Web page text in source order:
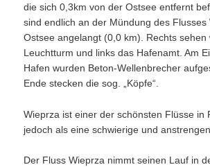
die sich 0,3km von der Ostsee entfernt
sind endlich an der Mündung des Flusses
Ostsee angelangt (0,0 km). Rechts sehen
Leuchtturm und links das Hafenamt. Am
Hafen wurden Beton-Wellenbrecher
Ende stecken die sog. „Köpfe“.
Wieprza ist einer der schönsten Flüsse in
jedoch als eine schwierige und
Der Fluss Wieprza nimmt seinen Lauf in